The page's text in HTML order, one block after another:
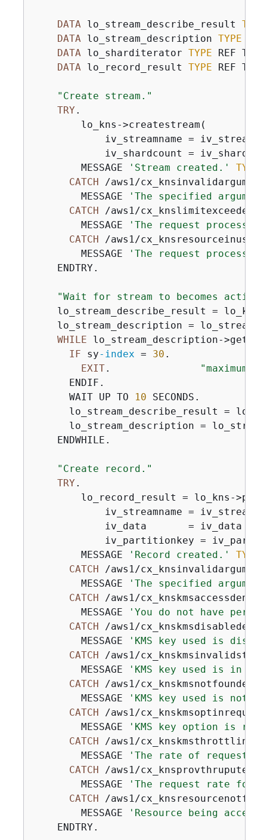
DATA lo_stream_describe_result TYPE
DATA lo_stream_description TYPE
DATA lo_sharditerator TYPE REF TO
DATA lo_record_result TYPE REF TO
"Create stream."
TRY .
        lo_kns->createstream(
iv_streamname =
iv_shardcount =
        MESSAGE
'Stream created.' TYPE
CATCH /aws1/
        MESSAGE
'The specified
CATCH /aws1/
        MESSAGE
'The request
CATCH /aws1/
        MESSAGE
'The request
    ENDTRY.
"Wait for stream to becomes
lo_stream_describe_result =
lo_stream_description =
WHILE lo_stream_description-
IF sy-index = 30 .
EXIT.
"maximum
      ENDIF.
      WAIT UP TO
10 SECONDS.
lo_stream_describe_result =
lo_stream_description =
    ENDWHILE.
"Create record."
TRY .
lo_record_result = lo_kns-
iv_streamname =
            iv_data       = iv_data
iv_partitionkey =
        MESSAGE
'Record created.' TYPE
CATCH /aws1/
        MESSAGE
'The specified
CATCH /aws1/
        MESSAGE
'You do not have
CATCH /aws1/cx_knskmsdisabledex.
        MESSAGE
'KMS key used is
CATCH /aws1/
        MESSAGE
'KMS key used is in
CATCH /aws1/cx_knskmsnotfoundex.
        MESSAGE
'KMS key used is not
CATCH /aws1/
        MESSAGE
'KMS key option is
CATCH /aws1/
        MESSAGE
'The rate of requests
CATCH /aws1/
        MESSAGE
'The request rate for
CATCH /aws1/
        MESSAGE
'Resource being
    ENDTRY.